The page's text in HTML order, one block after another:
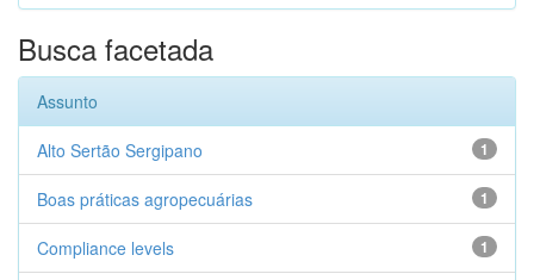
Busca facetada
Assunto
1
Alto Sertão Sergipano
1
Boas práticas agropecuárias
1
Compliance levels